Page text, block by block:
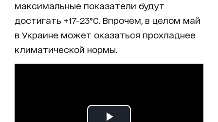
максимальные показатели будут
достигать +17-23°C. Впрочем, в целом май
в Украине может оказаться прохладнее
климатической нормы.